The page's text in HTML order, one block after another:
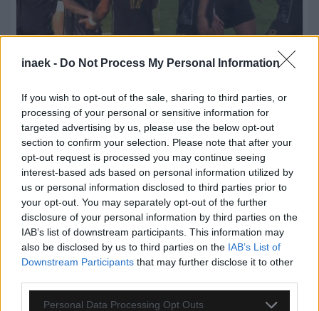
inaek - Do Not Process My Personal Information
If you wish to opt-out of the sale, sharing to third parties, or
processing of your personal or sensitive information for
targeted advertising by us, please use the below opt-out
section to confirm your selection. Please note that after your
opt-out request is processed you may continue seeing
interest-based ads based on personal information utilized by
us or personal information disclosed to third parties prior to
your opt-out. You may separately opt-out of the further
disclosure of your personal information by third parties on the
IAB’s list of downstream participants. This information may
also be disclosed by us to third parties on the IAB’s List of
Downstream Participants that may further disclose it to other
Please note that this website/app uses one or more Google
Personal Data Processing Opt Outs
10.08.2026, 11:42
Ατρόμητος – Λεβαδειακός: Ζωντανά από το
Atromitos TV το τελευταίο φιλικό